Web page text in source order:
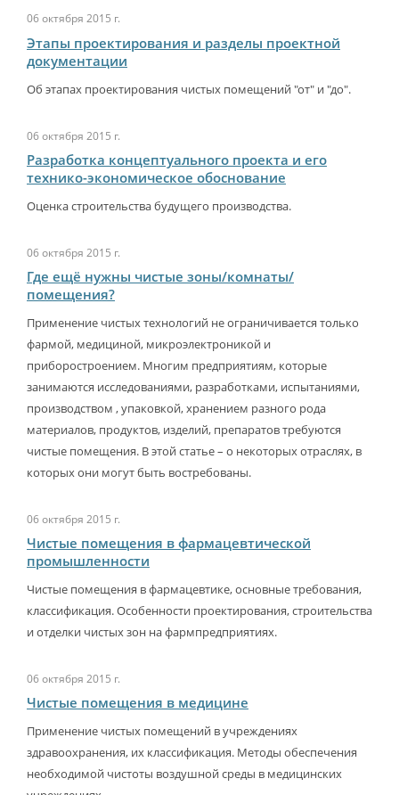
06 октября 2015 г.
Этапы проектирования и разделы проектной
документации
Об этапах проектирования чистых помещений "от" и "до".
06 октября 2015 г.
Разработка концептуального проекта и его
технико-экономическое обоснование
Оценка строительства будущего производства.
06 октября 2015 г.
Где ещё нужны чистые зоны/комнаты/
помещения?
Применение чистых технологий не ограничивается только
фармой, медициной, микроэлектроникой и
приборостроением. Многим предприятиям, которые
занимаются исследованиями, разработками, испытаниями,
производством , упаковкой, хранением разного рода
материалов, продуктов, изделий, препаратов требуются
чистые помещения. В этой статье – о некоторых отраслях, в
которых они могут быть востребованы.
06 октября 2015 г.
Чистые помещения в фармацевтической
промышленности
Чистые помещения в фармацевтике, основные требования,
классификация. Особенности проектирования, строительства
и отделки чистых зон на фармпредприятиях.
06 октября 2015 г.
Чистые помещения в медицине
Применение чистых помещений в учреждениях
здравоохранения, их классификация. Методы обеспечения
необходимой чистоты воздушной среды в медицинских